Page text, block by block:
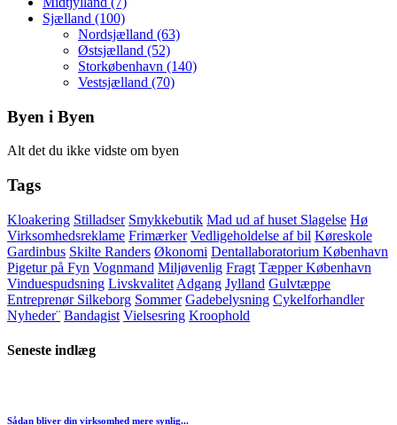
Sjælland (100)
Nordsjælland (63)
Østsjælland (52)
Storkøbenhavn (140)
Vestsjælland (70)
Byen i Byen
Alt det du ikke vidste om byen
Tags
Kloakering Stilladser Smykkebutik Mad ud af huset Slagelse Hø
Virksomhedsreklame Frimærker Vedligeholdelse af bil Køreskole
Gardinbus Skilte Randers Økonomi Dentallaboratorium København
Pigetur på Fyn Vognmand Miljøvenlig Fragt Tæpper København
Vinduespudsning Livskvalitet Adgang Jylland Gulvtæppe
Entreprenør Silkeborg Sommer Gadebelysning Cykelforhandler
Nyheder¨ Bandagist Vielsesring Kroophold
Seneste indlæg
Sådan bliver din virksomhed mere synlig...